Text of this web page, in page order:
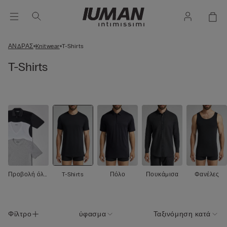
ΑΝΔΡΑΣ Knitwear T-Shirts
T-Shirts
Προβολή όλ
T-Shirts Πόλο Πουκάμισα Φανέλες
Φίλτρο ύφασμα Ταξινόμηση κατά